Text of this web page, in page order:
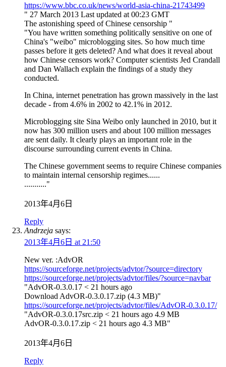
https://www.bbc.co.uk/news/world-asia-china-21743499
" 27 March 2013 Last updated at 00:23 GMT
The astonishing speed of Chinese censorship "
"You have written something politically sensitive on one of
China's "weibo" microblogging sites. So how much time
passes before it gets deleted? And what does it reveal about
how Chinese censors work? Computer scientists Jed Crandall
and Dan Wallach explain the findings of a study they
conducted.
In China, internet penetration has grown massively in the last
decade - from 4.6% in 2002 to 42.1% in 2012.
Microblogging site Sina Weibo only launched in 2010, but it
now has 300 million users and about 100 million messages
are sent daily. It clearly plays an important role in the
discourse surrounding current events in China.
The Chinese government seems to require Chinese companies
to maintain internal censorship regimes......
..........."
2013年4月6日
Reply
Andrzeja says:
2013年4月6日 at 21:50
New ver. :AdvOR
https://sourceforge.net/projects/advtor/?source=directory
https://sourceforge.net/projects/advtor/files/?source=navbar
"AdvOR-0.3.0.17 < 21 hours ago
Download AdvOR-0.3.0.17.zip (4.3 MB)"
https://sourceforge.net/projects/advtor/files/AdvOR-0.3.0.17/
"AdvOR-0.3.0.17src.zip < 21 hours ago 4.9 MB
AdvOR-0.3.0.17.zip < 21 hours ago 4.3 MB"
2013年4月6日
Reply